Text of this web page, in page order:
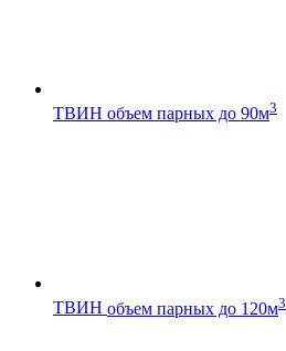
ТВИН объем парных до 90м3
ТВИН объем парных до 120м3